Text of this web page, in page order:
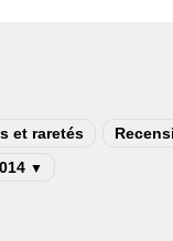
et raretés
▼